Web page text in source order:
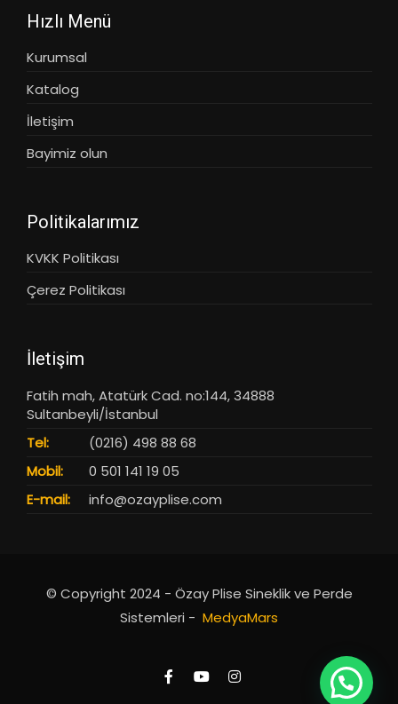
Hızlı Menü
Kurumsal
Katalog
İletişim
Bayimiz olun
Politikalarımız
KVKK Politikası
Çerez Politikası
İletişim
Fatih mah, Atatürk Cad. no:144, 34888
Sultanbeyli/İstanbul
Tel:
(0216) 498 88 68
Mobil:
0 501 141 19 05
E-mail:
info@ozayplise.com
© Copyright 2024 - Özay Plise Sineklik ve Perde
Sistemleri - MedyaMars